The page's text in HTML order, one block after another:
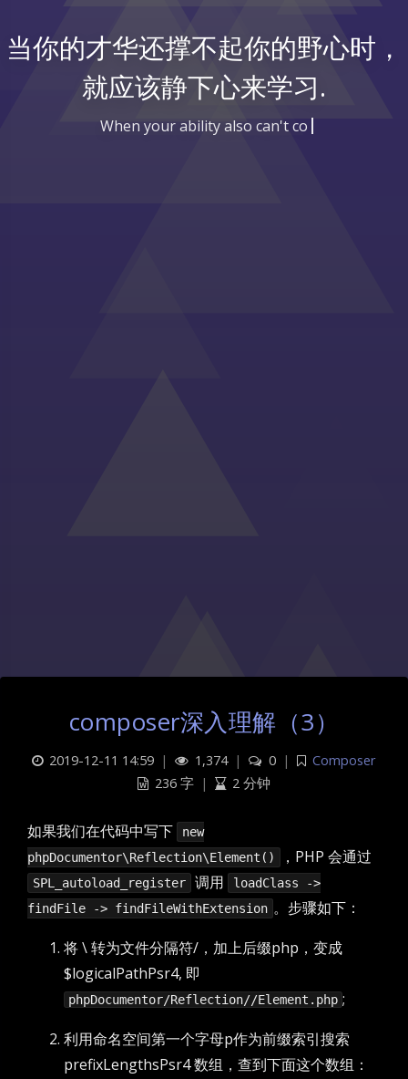
当你的才华还撑不起你的野心时，
就应该静下心来学习.
When your ability also can't contro
composer深入理解（3）
2019-12-11 14:59 | 1,374 | 0 |
Composer
236 字 | 2 分钟
如果我们在代码中写下
new
phpDocumentor\Reflection\Element()
，PHP 会通过
SPL_autoload_register 调用
loadClass ->
findFile -> findFileWithExtension 。步骤如下：
将 \ 转为文件分隔符/，加上后缀php，变成
$logicalPathPsr4, 即
phpDocumentor/Reflection//Element.php ;
利用命名空间第一个字母p作为前缀索引搜索
prefixLengthsPsr4 数组，查到下面这个数组：